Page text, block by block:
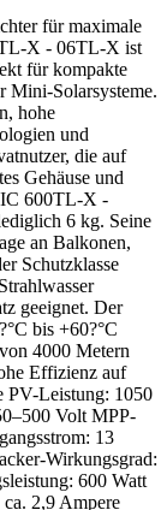
für maximale
X - 06TL-X ist
für kompakte
Mini-Solarsysteme.
hohe
und
die auf
Gehäuse und
600TL-X -
6 kg. Seine
an Balkonen,
Schutzklasse
geeignet. Der
bis +60?°C
4000 Metern
Effizienz auf
PV-Leistung: 1050
Volt MPP-
13
Wirkungsgrad:
600 Watt
2,9 Ampere